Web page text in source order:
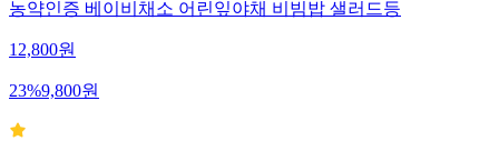
농약인증 베이비채소 어린잎야채 비빔밥 샐러드등
12,800원
23%9,800원